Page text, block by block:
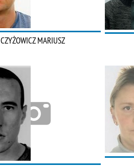
CZYŻOWICZ MARIUSZ